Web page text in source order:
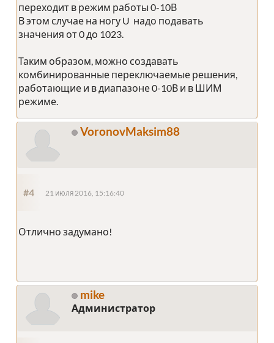
переходит в режим работы 0-10В
В этом случае на ногу U надо подавать
значения от 0 до 1023.
Таким образом, можно создавать
комбинированные переключаемые решения,
работающие и в диапазоне 0-10В и в ШИМ
режиме.
VoronovMaksim88
#4 21 июля 2016, 15:16:40
Отлично задумано!
mike
Администратор